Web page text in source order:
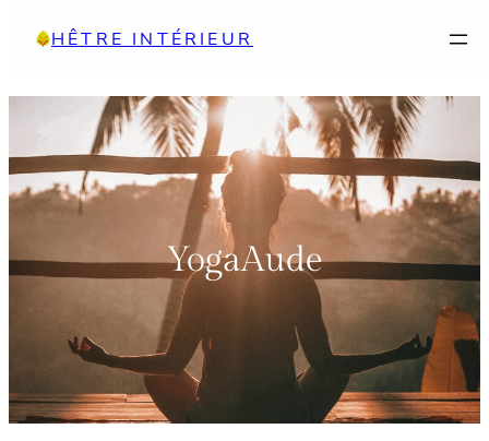
HÊTRE INTÉRIEUR
YogaAude